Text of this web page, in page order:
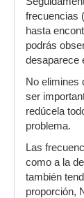
frecuencias
hasta
podrás
desaparece
No elimines
ser
redúcela
problema.
Las
como a la
también
proporción,